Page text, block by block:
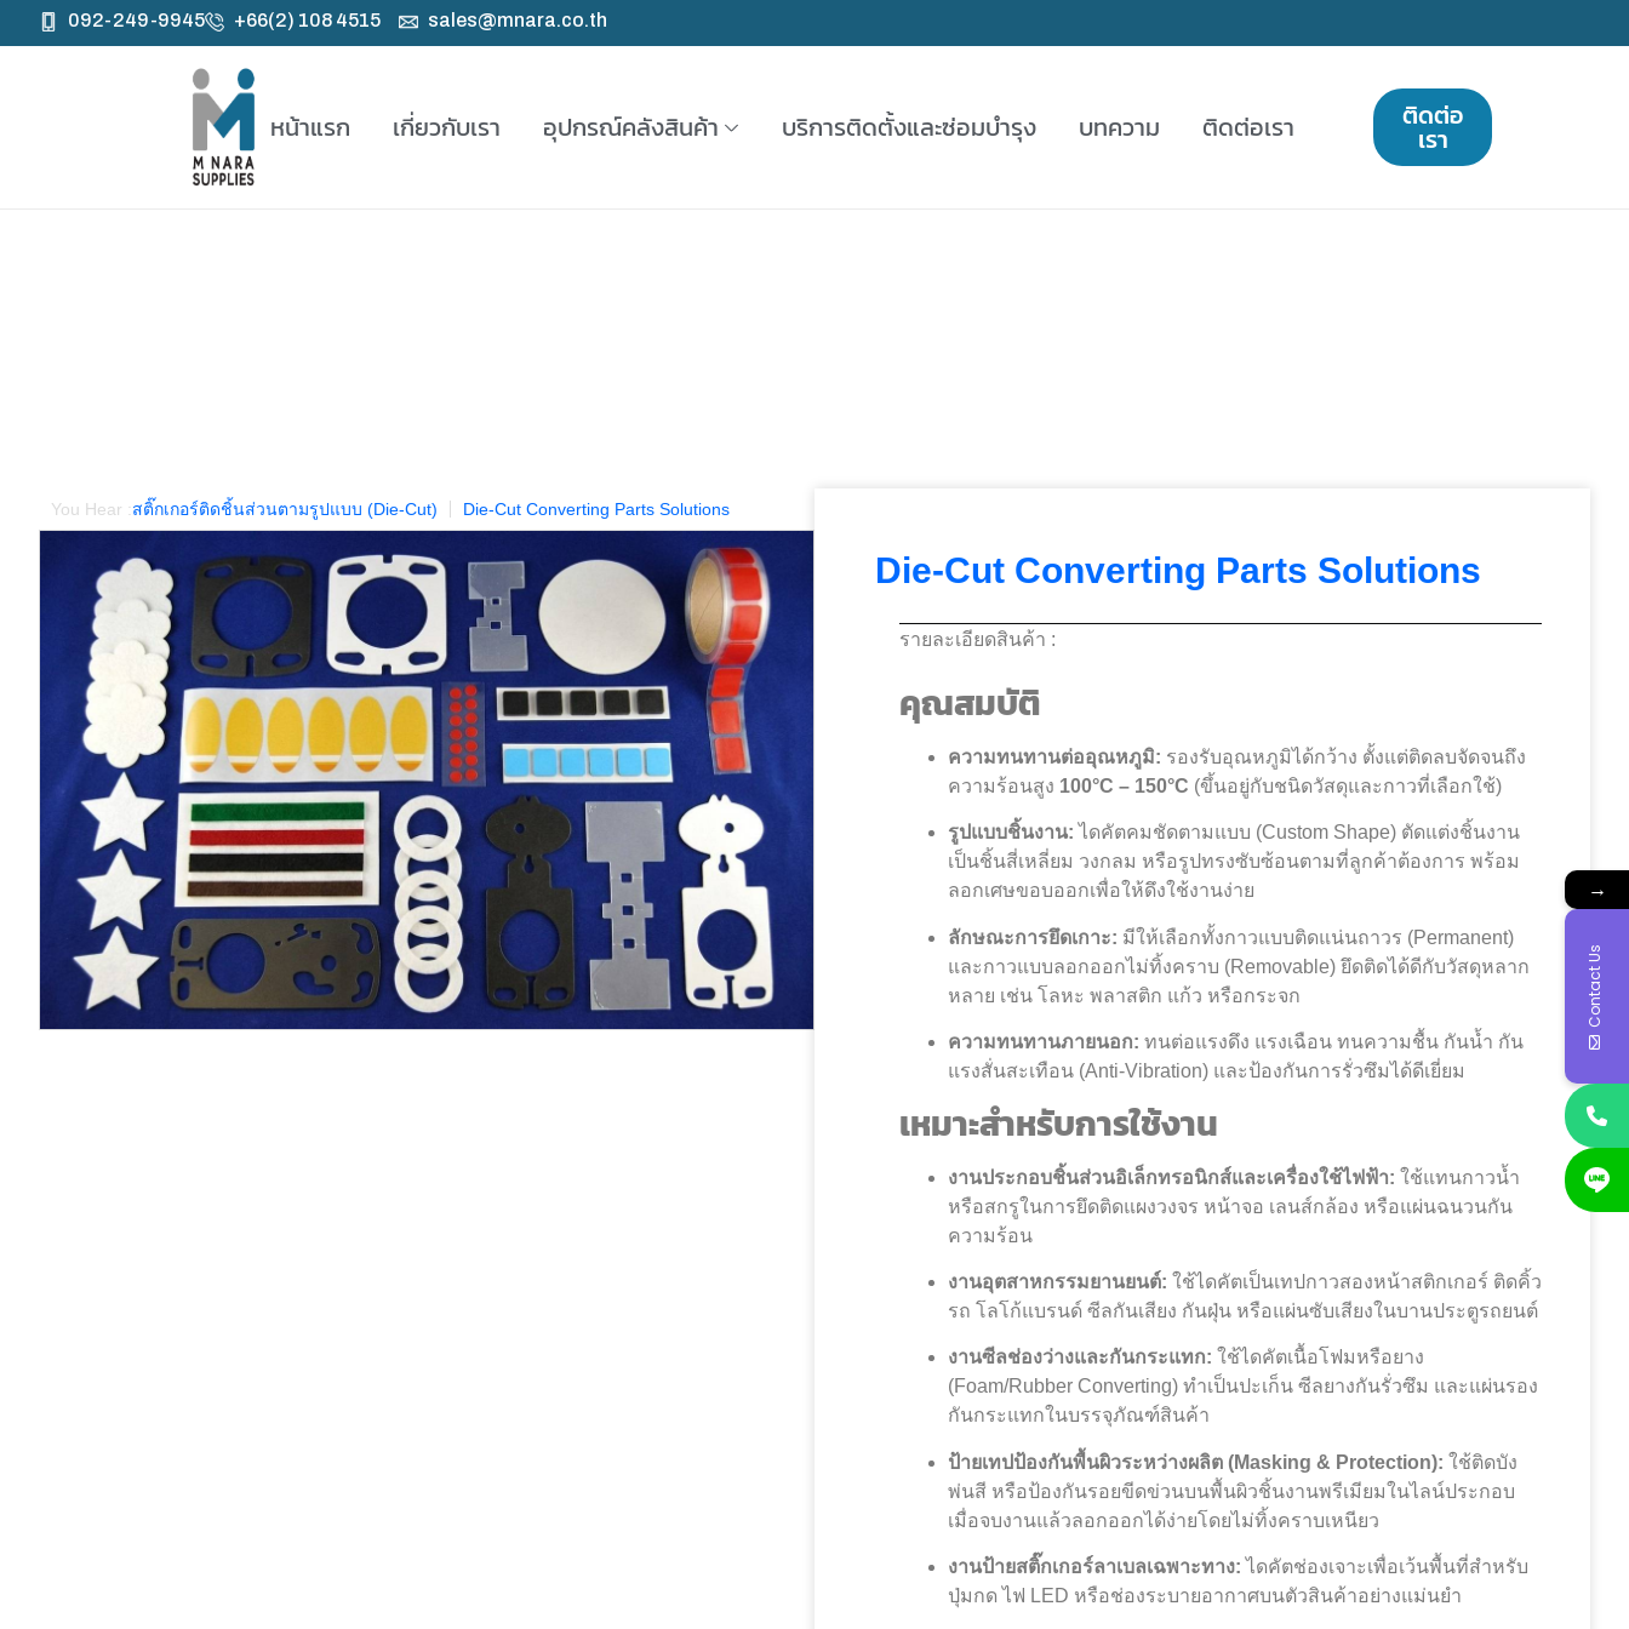
092-249-9945 +66(2) 108 4515 sales@mnara.co.th
หน้าแรก เกี่ยวกับเรา อุปกรณ์คลังสินค้า บริการติดตั้งและซ่อมบำรุง บทความ ติดต่อเรา ติดต่อ
เรา
You Hear :สติ๊กเกอร์ติดชิ้นส่วนตามรูปแบบ (Die-Cut) Die-Cut Converting Parts Solutions
Die-Cut Converting Parts Solutions
รายละเอียดสินค้า :
คุณสมบัติ
ความทนทานต่ออุณหภูมิ: รองรับอุณหภูมิได้กว้าง ตั้งแต่ติดลบจัดจนถึง
ความร้อนสูง 100°C – 150°C (ขึ้นอยู่กับชนิดวัสดุและกาวที่เลือกใช้)
รูปแบบชิ้นงาน: ไดคัตคมชัดตามแบบ (Custom Shape) ตัดแต่งชิ้นงาน
เป็นชิ้นสี่เหลี่ยม วงกลม หรือรูปทรงซับซ้อนตามที่ลูกค้าต้องการ พร้อม
ลอกเศษขอบออกเพื่อให้ดึงใช้งานง่าย
ลักษณะการยึดเกาะ: มีให้เลือกทั้งกาวแบบติดแน่นถาวร (Permanent)
และกาวแบบลอกออกไม่ทิ้งคราบ (Removable) ยึดติดได้ดีกับวัสดุหลาก
หลาย เช่น โลหะ พลาสติก แก้ว หรือกระจก
ความทนทานภายนอก: ทนต่อแรงดึง แรงเฉือน ทนความชื้น กันน้ำ กัน
แรงสั่นสะเทือน (Anti-Vibration) และป้องกันการรั่วซึมได้ดีเยี่ยม
เหมาะสำหรับการใช้งาน
งานประกอบชิ้นส่วนอิเล็กทรอนิกส์และเครื่องใช้ไฟฟ้า: ใช้แทนกาวน้ำ
หรือสกรูในการยึดติดแผงวงจร หน้าจอ เลนส์กล้อง หรือแผ่นฉนวนกัน
ความร้อน
งานอุตสาหกรรมยานยนต์: ใช้ไดคัตเป็นเทปกาวสองหน้าสติกเกอร์ ติดคิ้ว
รถ โลโก้แบรนด์ ซีลกันเสียง กันฝุ่น หรือแผ่นซับเสียงในบานประตูรถยนต์
งานซีลช่องว่างและกันกระแทก: ใช้ไดคัตเนื้อโฟมหรือยาง
(Foam/Rubber Converting) ทำเป็นปะเก็น ซีลยางกันรั่วซึม และแผ่นรอง
กันกระแทกในบรรจุภัณฑ์สินค้า
ป้ายเทปป้องกันพื้นผิวระหว่างผลิต (Masking & Protection): ใช้ติดบัง
พ่นสี หรือป้องกันรอยขีดข่วนบนพื้นผิวชิ้นงานพรีเมียมในไลน์ประกอบ
เมื่อจบงานแล้วลอกออกได้ง่ายโดยไม่ทิ้งคราบเหนียว
งานป้ายสติ๊กเกอร์ลาเบลเฉพาะทาง: ไดคัตช่องเจาะเพื่อเว้นพื้นที่สำหรับ
ปุ่มกด ไฟ LED หรือช่องระบายอากาศบนตัวสินค้าอย่างแม่นยำ
→
Contact Us